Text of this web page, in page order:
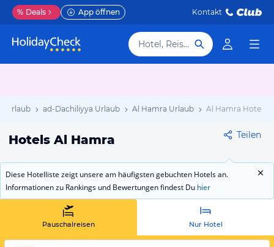
% Deals App öffnen Kontakt
Hotel, Reiseziel
Urlaub ad-Dachiliyya Urlaub Al Hamra Urlaub Al Hamra Hotels
Hotels Al Hamra Teilen
Diese Hotelliste zeigt unsere am häufigsten gebuchten Hotels an.
Informationen zu Rankings und Bewertungen findest Du hier
Pauschalreisen Nur Hotel